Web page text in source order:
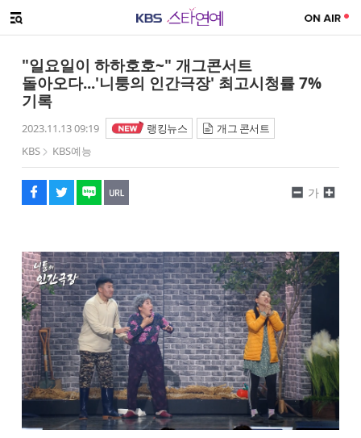
메뉴 열기
"일요일이 하하호호~" 개그콘서트
돌아오다...'니퉁의 인간극장' 최고시청률 7%
기록
2023.11.13 09:19 랭킹뉴스
개그 콘서트
KBS
KBS예능
페이스북
트위터
네이버
URL복사
글씨 작게보기
가
글씨 크게보기